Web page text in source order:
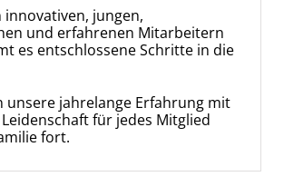
innovativen, jungen,
und erfahrenen Mitarbeitern
es entschlossene Schritte in die
unsere jahrelange Erfahrung mit
für jedes Mitglied
fort.